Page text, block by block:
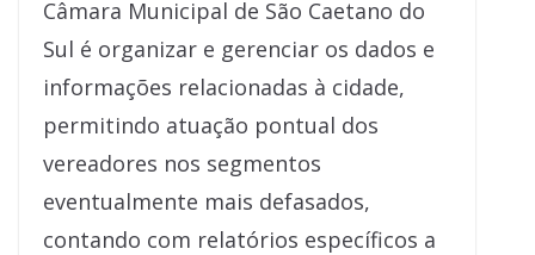
Câmara Municipal de São Caetano do
Sul é organizar e gerenciar os dados e
informações relacionadas à cidade,
permitindo atuação pontual dos
vereadores nos segmentos
eventualmente mais defasados,
contando com relatórios específicos a